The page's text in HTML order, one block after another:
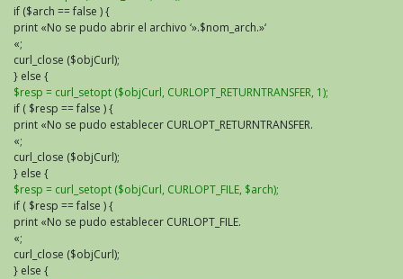
if ($arch == false ) {
print «No se pudo abrir el archivo ‘».$nom_arch.»‘
«;
curl_close ($objCurl);
} else {
$resp = curl_setopt ($objCurl, CURLOPT_RETURNTRANSFER, 1);
if ( $resp == false ) {
print «No se pudo establecer CURLOPT_RETURNTRANSFER.
«;
curl_close ($objCurl);
} else {
$resp = curl_setopt ($objCurl, CURLOPT_FILE, $arch);
if ( $resp == false ) {
print «No se pudo establecer CURLOPT_FILE.
«;
curl_close ($objCurl);
} else {